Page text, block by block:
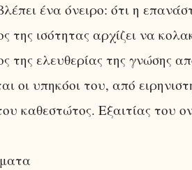
ένα όνειρο: ότι η
της ισότητας αρχίζει να
της ελευθερίας της γνώσης
οι υπηκόοι του, από
καθεστώτος. Εξαιτίας του